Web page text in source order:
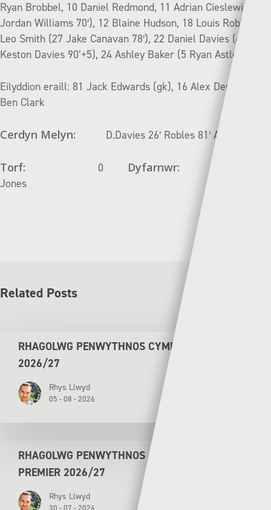
Ryan Brobbel, 10 Daniel Redmond, 11 Adrian Cieslewicz (17
Jordan Williams 70′), 12 Blaine Hudson, 18 Louis Robles, 21
Leo Smith (27 Jake Canavan 78′), 22 Daniel Davies (4
Keston Davies 90’+5), 24 Ashley Baker (5 Ryan Astles 70′)
Eilyddion eraill: 81 Jack Edwards (gk), 16 Alex Denny, 19
Ben Clark
Cerdyn Melyn: D.Davies 26′ Robles 81′ Astles 82′
Torf: 0 Dyfarnwr: Aaron Wyn
Jones
Related Posts
RHAGOLWG PENWYTHNOS CYMRU PREMIER
2026/27
Rhys Llwyd
05 - 08 - 2026
RHAGOLWG PENWYTHNOS AGORIADOL CYMRU
PREMIER 2026/27
Rhys Llwyd
30 - 07 - 2026